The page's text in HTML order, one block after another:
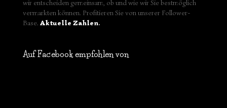
wir entscheiden gemeinsam, ob und wie wir Sie bestmöglich
vermarkten können. Profitieren Sie von unserer Follower-
Base. Aktuelle Zahlen.
Auf Facebook empfohlen von